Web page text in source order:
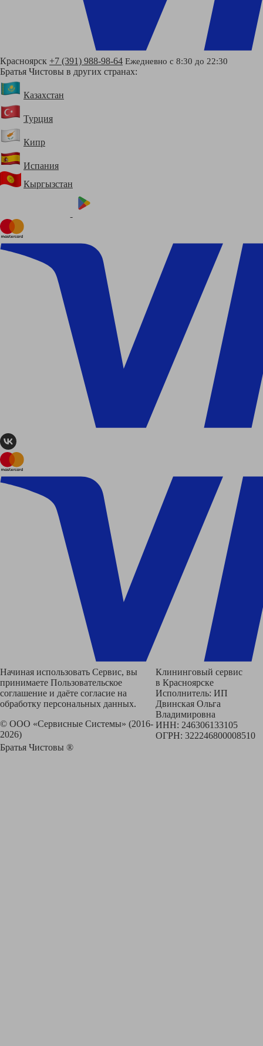
Красноярск +7 (391) 988-98-64 Ежедневно с 8:30 до 22:30
Братья Чистовы в других странах:
Казахстан
Турция
Кипр
Испания
Кыргызстан
Начиная использовать Сервис, вы
принимаете Пользовательское
соглашение и даёте согласие на
обработку персональных данных.
© ООО «Сервисные Системы» (2016-
2026)
Братья Чистовы ®
Клининговый сервис
в Красноярске
Исполнитель: ИП
Двинская Ольга
Владимировна
ИНН: 246306133105
ОГРН: 322246800008510